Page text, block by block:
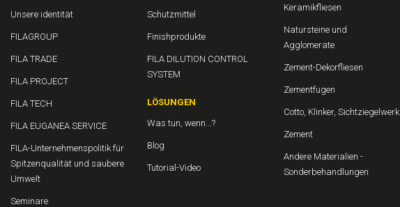
Unsere identität
FILAGROUP
FILA TRADE
FILA PROJECT
FILA TECH
FILA EUGANEA SERVICE
FILA-Unternehmenspolitik für
Spitzenqualität und saubere
Umwelt
Seminare
Schutzmittel
Finishprodukte
FILA DILUTION CONTROL
SYSTEM
LÖSUNGEN
Was tun, wenn...?
Blog
Tutorial-Video
Keramikfliesen
Natursteine und
Agglomerate
Zement-Dekorfliesen
Zementfugen
Cotto, Klinker, Sichtziegelwerk
Zement
Andere Materialien -
Sonderbehandlungen